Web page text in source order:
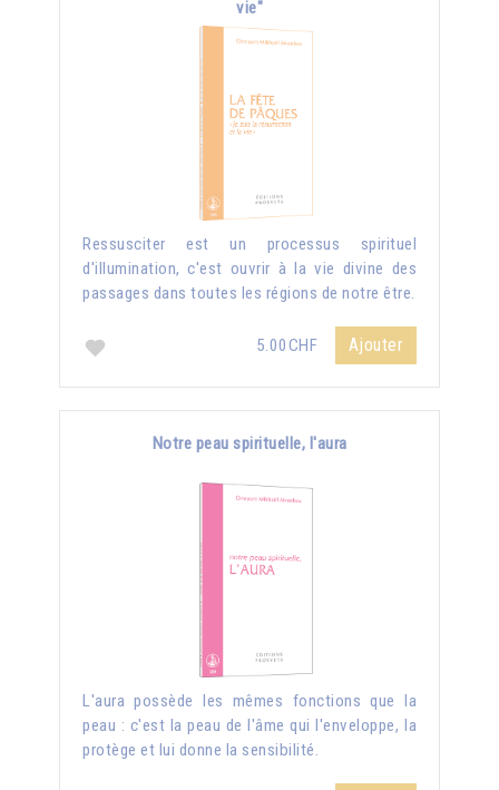
vie"
Ressusciter est un processus spirituel
d'illumination, c'est ouvrir à la vie divine des
passages dans toutes les régions de notre être.
5.00CHF Ajouter
Notre peau spirituelle, l'aura
L'aura possède les mêmes fonctions que la
peau : c'est la peau de l'âme qui l'enveloppe, la
protège et lui donne la sensibilité.